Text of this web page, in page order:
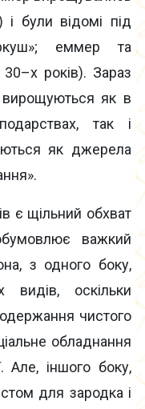
були відомі під
еммер та
років). Зараз
як в
так і
як джерела
є щільний обхват
важкий
з одного боку,
оскільки
чистого
обладнання
Але, іншого боку,
для зародка і